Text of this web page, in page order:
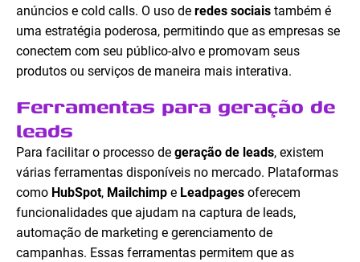
anúncios e cold calls. O uso de redes sociais também é
uma estratégia poderosa, permitindo que as empresas se
conectem com seu público-alvo e promovam seus
produtos ou serviços de maneira mais interativa.
Ferramentas para geração de
leads
Para facilitar o processo de geração de leads, existem
várias ferramentas disponíveis no mercado. Plataformas
como HubSpot, Mailchimp e Leadpages oferecem
funcionalidades que ajudam na captura de leads,
automação de marketing e gerenciamento de
campanhas. Essas ferramentas permitem que as